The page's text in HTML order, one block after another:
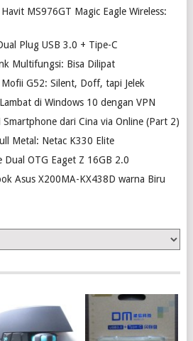
MS976GT Magic Eagle Wireless:
Plug USB 3.0 + Tipe-C
Multifungsi: Bisa Dilipat
G52: Silent, Doff, tapi Jelek
di Windows 10 dengan VPN
dari Cina via Online (Part 2)
Metal: Netac K330 Elite
Dual OTG Eaget Z 16GB 2.0
Asus X200MA-KX438D warna Biru